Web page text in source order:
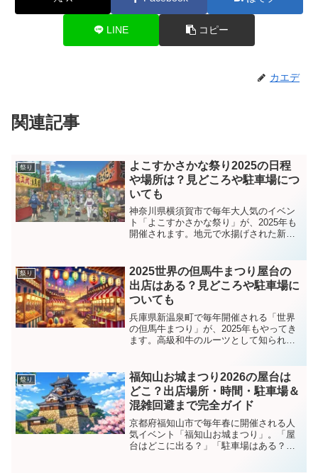
LINE コピー
カエデ
関連記事
祭り
よこすかさかな祭り2025の日程
や場所は？見どころや駐車場につ
いても
神奈川県横須賀市で毎年大人気のイベン
ト「よこすかさかな祭り」が、2025年も
開催されます。地元で水揚げされた新鮮
もから大人まで楽しめる内容が満載。今
年は第24回を迎...
祭り
2025世界の但馬牛まつり屋台の
出店はある？見どころや駐車場に
ついても
兵庫県新温泉町で毎年開催される「世界
の但馬牛まつり」が、2025年もやってき
ます。高級和牛のルーツとして知られる
まで盛りだくさん。ここでは開催概要や
見どころ、屋台出店...
祭り
福知山お城まつり2026の屋台は
どこ？出店場所・時間・駐車場＆
混雑回避まで完全ガイド
京都府福知山市で毎年春に開催される人
気イベント「福知山お城まつり」。「屋
台はどこに出る？」「駐車場はある？」